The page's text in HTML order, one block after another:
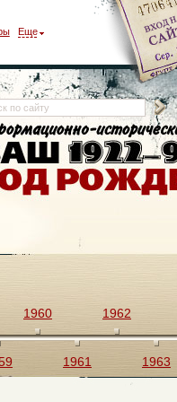
Еще
1960
1961
1962
1963